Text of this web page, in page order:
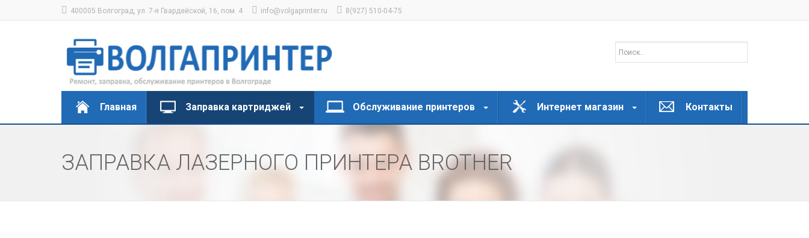
400005 Волгоград, ул. 7-я Гвардейской, 16, пом. 4 info@volgaprinter.ru 8(927) 510-04-75
Главная Заправка картриджей Обслуживание принтеров Интернет магазин Контакты
ЗАПРАВКА ЛАЗЕРНОГО ПРИНТЕРА BROTHER